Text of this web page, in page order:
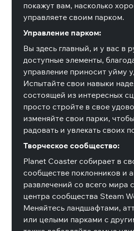
покажут вам, насколько
управляете своим парком.
Управление парком:
Вы здесь главный, и у вас в
доступные элементы,
управление приносит уйму
Испытайте свои навыки
состоящей из интересных
просто стройте в свое
изменяйте свои парки,
радовать и увлекать своих
Творческое сообщество:
Planet Coaster собирает в
сообществе поклонников и
развлечений со всего мира
центра сообщества Steam
Меняйтесь ландшафтами,
или целыми парками с